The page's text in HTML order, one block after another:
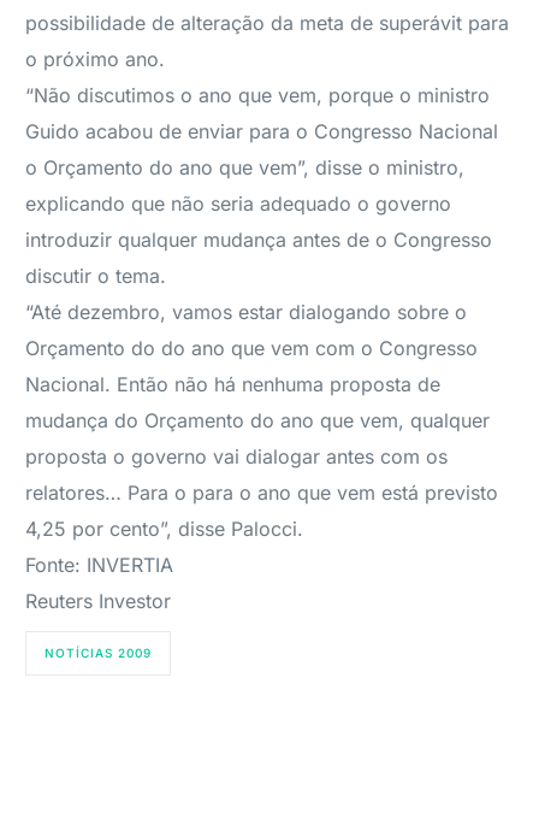
possibilidade de alteração da meta de superávit para
o próximo ano.
“Não discutimos o ano que vem, porque o ministro
Guido acabou de enviar para o Congresso Nacional
o Orçamento do ano que vem”, disse o ministro,
explicando que não seria adequado o governo
introduzir qualquer mudança antes de o Congresso
discutir o tema.
“Até dezembro, vamos estar dialogando sobre o
Orçamento do do ano que vem com o Congresso
Nacional. Então não há nenhuma proposta de
mudança do Orçamento do ano que vem, qualquer
proposta o governo vai dialogar antes com os
relatores… Para o para o ano que vem está previsto
4,25 por cento”, disse Palocci.
Fonte: INVERTIA
Reuters Investor
NOTÍCIAS 2009